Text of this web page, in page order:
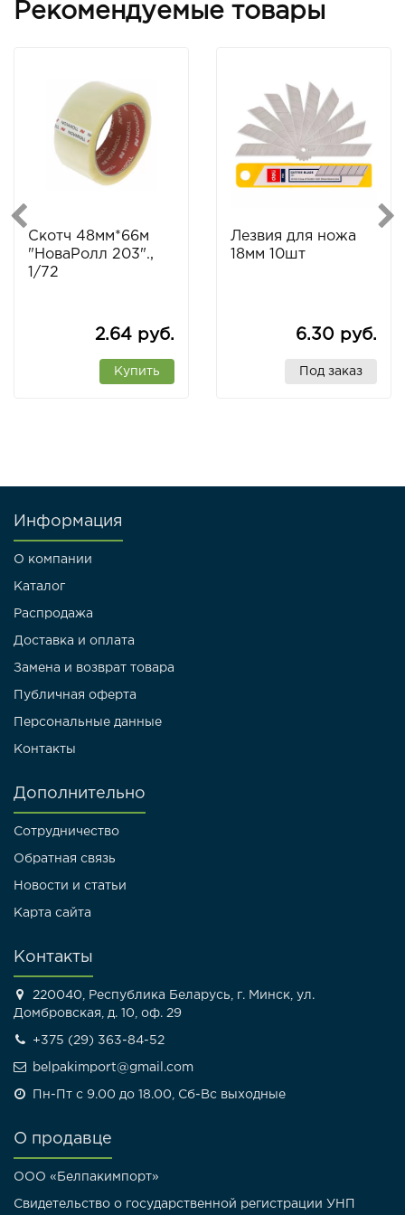
Рекомендуемые товары
Скотч 48мм*66м
"НоваРолл 203".,
1/72
2.64 руб.
Купить
Лезвия для ножа
18мм 10шт
6.30 руб.
Под заказ
Информация
О компании
Каталог
Распродажа
Доставка и оплата
Замена и возврат товара
Публичная оферта
Персональные данные
Контакты
Дополнительно
Сотрудничество
Обратная связь
Новости и статьи
Карта сайта
Контакты
220040, Республика Беларусь, г. Минск, ул.
Домбровская, д. 10, оф. 29
+375 (29) 363-84-52
belpakimport@gmail.com
Пн-Пт с 9.00 до 18.00, Сб-Вс выходные
О продавце
ООО «Белпакимпорт»
Свидетельство о государственной регистрации УНП